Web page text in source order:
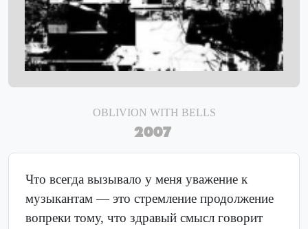
OBLIVION WITH BELLS
2007
Что всегда вызывало у меня уважение к
музыкантам — это стремление продолжение
вопреки тому, что здравый смысл говорит